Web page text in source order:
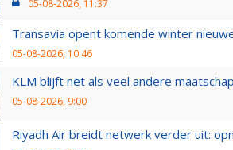
05-08-2026, 11:37
Transavia opent komende winter
05-08-2026, 10:46
KLM blijft net als veel andere
05-08-2026, 9:00
Riyadh Air breidt netwerk verder uit: